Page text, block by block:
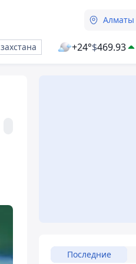
Алматы
+24°$469.93
Последние